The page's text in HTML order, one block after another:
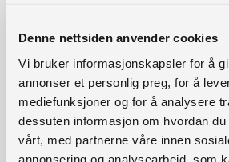
Denne nettsiden anvender cookies
Vi bruker informasjonskapsler for å
annonser et personlig preg, for å
mediefunksjoner og for å analysere
dessuten informasjon om hvordan
vårt, med partnerne våre innen
annonsering og analysearbeid, som
Malene Bødker Leerberg:
nybegynnere»
Bibliotekfolk og frivillige har
men går nå inn i
som likeverdige parter. 2022 er